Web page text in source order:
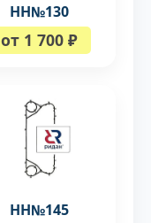
НН№130
от 1 700 ₽
НН№145